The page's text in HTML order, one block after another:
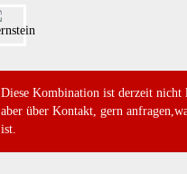
Diese Kombination ist derzeit nicht
aber über Kontakt, gern
ist.